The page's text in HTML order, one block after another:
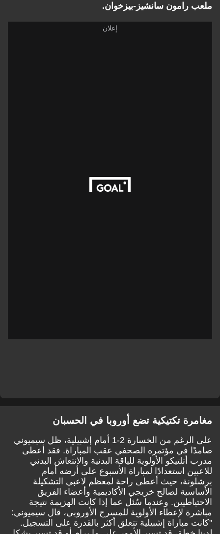
ملعب رامون سانشيز-بيزخوان.
مغامرة تكتيكية تضع أوروبا في الحسبان
على الرغم من الخسارة 2-1 أمام إشبيلية، ظل سيميوني
صامدًا في مؤتمره الصحفي عقب المباراة. فقد أعطى
مدرب أتلتيكو الأولوية للياقة البدنية والانتعاش البدني
للاعبين استعدادًا لمباراة الأسبوع على أرضه أمام
برشلونة، حيث أعطى راحة لمعظم لاعبي التشكيلة
الأساسية لصالح خريجي الأكاديمية وأعضاء الفريق
الاحتياطيين. وعندما سُئل عما إذا كانت الهزيمة نتيجة
مباشرة لإعطاء الأولوية للمسرح الأوروبي، قال سيميوني:
"كانت مباراة إشبيلية تتعلق أكثر بالقدرة على التسجيل.